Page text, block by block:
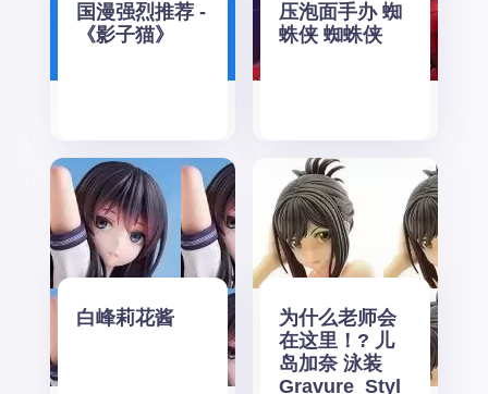
国漫强烈推荐 -
《影子猫》
压泡面手办 蜘
蛛侠 蜘蛛侠
白峰莉花酱
为什么老师会
在这里！? 儿
岛加奈 泳装
Gravure_Styl